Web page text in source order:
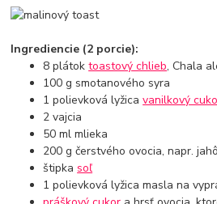
Ingrediencie (2 porcie):
8 plátoktoastový chlieb, Chala
100 g smotanového syra
1 polievková lyžicavanilkový
2 vajcia
50 ml mlieka
200 g čerstvého ovocia, napr.
štipkasoľ
1 polievková lyžica masla na